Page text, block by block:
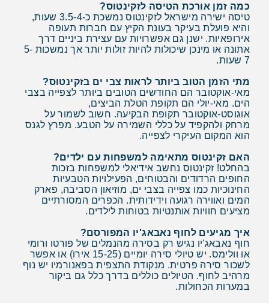
כמה זמן אורכת הטיסה לזקינטוס?
טיסה ישירה מישראל לזקינטוס נמשכת כ-3.5-4 שעות,
והיא פועלת בעיקר בעונת הקיץ עם חברות תעופה
אירופאיות. ישנן גם אפשרויות עם עצירת ביניים דרך
אתונה או מינכן שיכולות להיות זולות יותר אך נמשכות 5-
7 שעות.
מתי הזמן הטוב ביותר לראות צבי ים בזקינטוס?
מאי-אוקטובר הם החודשים הטובים ביותר לצפייה בצבי
הים. מאי-יולי הם תקופת הטלת הביצים,
אוגוסט-אוקטובר תקופת הבקיעה. חשוב לשמור על
מרחק ולהקפיד על כללי השמירה על הטבע. מפרץ לגנס
הוא המקום העיקרי לצפייה.
האם זקינטוס מתאימה למשפחות עם ילדים?
בהחלט! זקינטוס נחשב אידיאלי למשפחות בזכות
החופים הרדודים והבטוחים, הפעילויות הטבעיות
החינוכיות כמו צפייה בצבי ים, מוזיאון הסביבה, פארק
המים ואווירה רגועה וידידותית. הכפרים המסורתיים
מציעים חוויות אותנטיות בטוחות לילדים.
איך מגיעים לחוף נאבאג'יו המפורסם?
חוף נאבאג'יו נגיש רק בסירה מהנמלים של פורטו ורומי
או וולימס. יש טיולי סירה יומיים (15-25 אירו) או אפשר
לשכור סירה פרטית. מנקודת התצפית בפאנורמיו יש נוף
מרהיב לחוף. הטיולים כוללים בדרך כלל גם ביקור
במערות הכחולות.